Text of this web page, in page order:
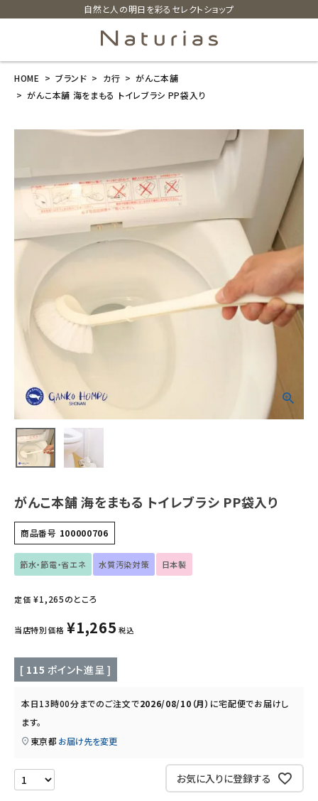
自然と人の明日を彩るセレクトショップ
search
をまもる トイ
レブラシ PP袋
1,265 (税込)
ホーム
新商品
カテゴリーから探す
美容・コスメ・香水
日用品雑貨
フェムケア
インナー・下着・ナイトウェア
キッズ・ベビー・マタニティ
キッチン用品
フード・ドリンク
ブランド
定期購入
HOME ブランド カ行
がんこ本舗
がんこ本舗 海をまもる トイレブラシ PP袋入り
がんこ本舗 海をまもる トイレブラシ PP袋入り
商品番号 100000706
節水・節電・省エネ 水質汚染対策 日本製
定価 ¥1,265のところ
当店特別価格 ¥1,265 税込
[ 115 ポイント進呈 ]
本日13時00分までのご注文で2026/08/10（月） に宅配便でお届けし
ます。
東京都 お届け先を変更
お気に入りに登録する